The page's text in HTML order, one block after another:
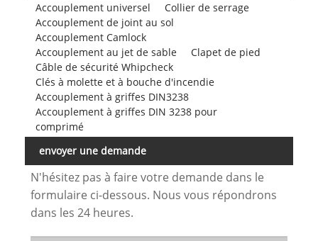
Accouplement universel
Collier de serrage
Accouplement de joint au sol
Accouplement Camlock
Accouplement au jet de sable
Clapet de pied
Câble de sécurité Whipcheck
Clés à molette et à bouche d'incendie
Accouplement à griffes DIN3238
Accouplement à griffes DIN 3238 pour
comprimé
envoyer une demande
N'hésitez pas à faire votre demande dans le
formulaire ci-dessous. Nous vous répondrons
dans les 24 heures.